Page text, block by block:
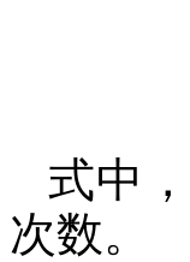
式中，
次数。